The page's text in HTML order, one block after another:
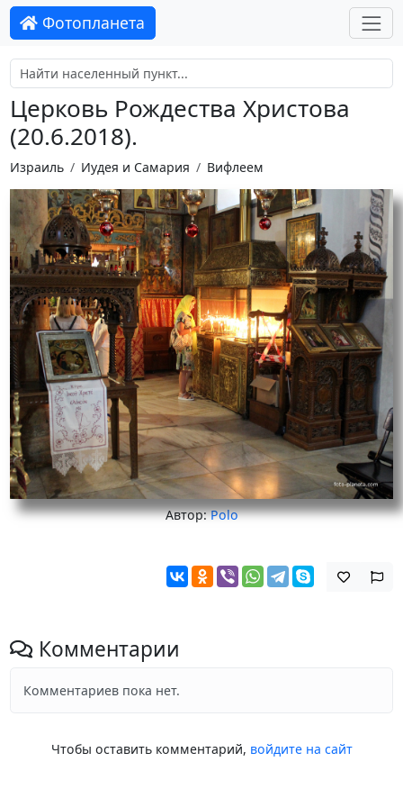
Фотопланета
Церковь Рождества Христова
(20.6.2018).
Израиль Иудея и Самария Вифлеем
Автор:Polo
Комментарии
Комментариев пока нет.
Чтобы оставить комментарий, войдите на сайт